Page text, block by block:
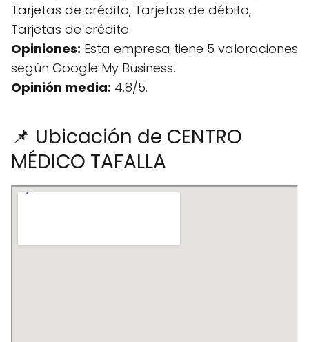
Tarjetas de crédito, Tarjetas de débito,
Tarjetas de crédito.
Opiniones: Esta empresa tiene 5 valoraciones
según Google My Business.
Opinión media: 4.8/5.
📌 Ubicación de CENTRO
MÉDICO TAFALLA